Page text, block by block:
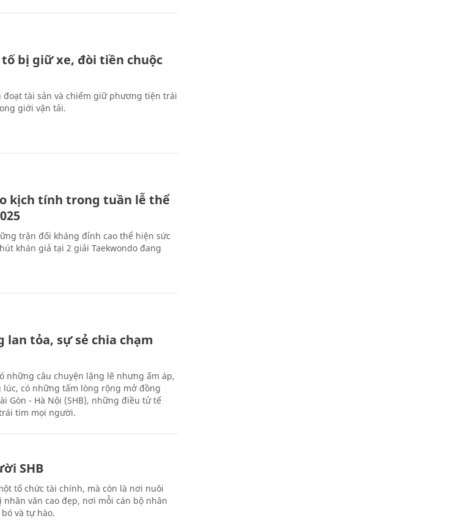
bị giữ xe, đòi tiền chuộc
đoạt tài sản và chiếm giữ phương tiện trái
giới vận tải.
kịch tính trong tuần lễ thể
trận đối kháng đỉnh cao thể hiện sức
khán giả tại 2 giải Taekwondo đang
lan tỏa, sự sẻ chia chạm
những câu chuyện lặng lẽ nhưng ấm áp,
có những tấm lòng rộng mở đồng
Gòn - Hà Nội (SHB), những điều tử tế
tim mọi người.
SHB
tổ chức tài chính, mà còn là nơi nuôi
văn cao đẹp, nơi mỗi cán bộ nhân
và tự hào.